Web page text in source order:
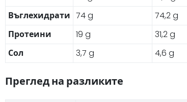
Въглехидрати 74 g
74,2 g
Протеини
19 g
31,2 g
Сол
3,7 g 4,6 g
Преглед на разликите